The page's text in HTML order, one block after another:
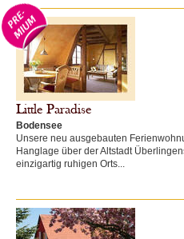
Little Paradise
Bodensee
Unsere neu ausgebauten
Hanglage über der Altstadt
einzigartig ruhigen Orts...